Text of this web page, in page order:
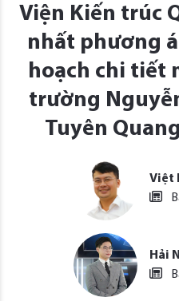
Viện Kiến trúc
nhất phương
hoạch chi tiết
trường
Tuyên
Việt
Hải